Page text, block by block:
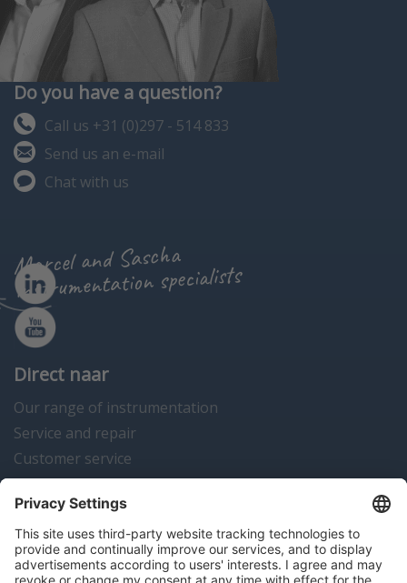
Do you have a question?
Call us +31 (0)297 - 514 833
Send us an e-mail
Chat with us
Marcel and Sascha
instrumentation specialists
Direct naar
Our range of instrumentation
Service and repair
Customer service
Instrumentation news
Contact us